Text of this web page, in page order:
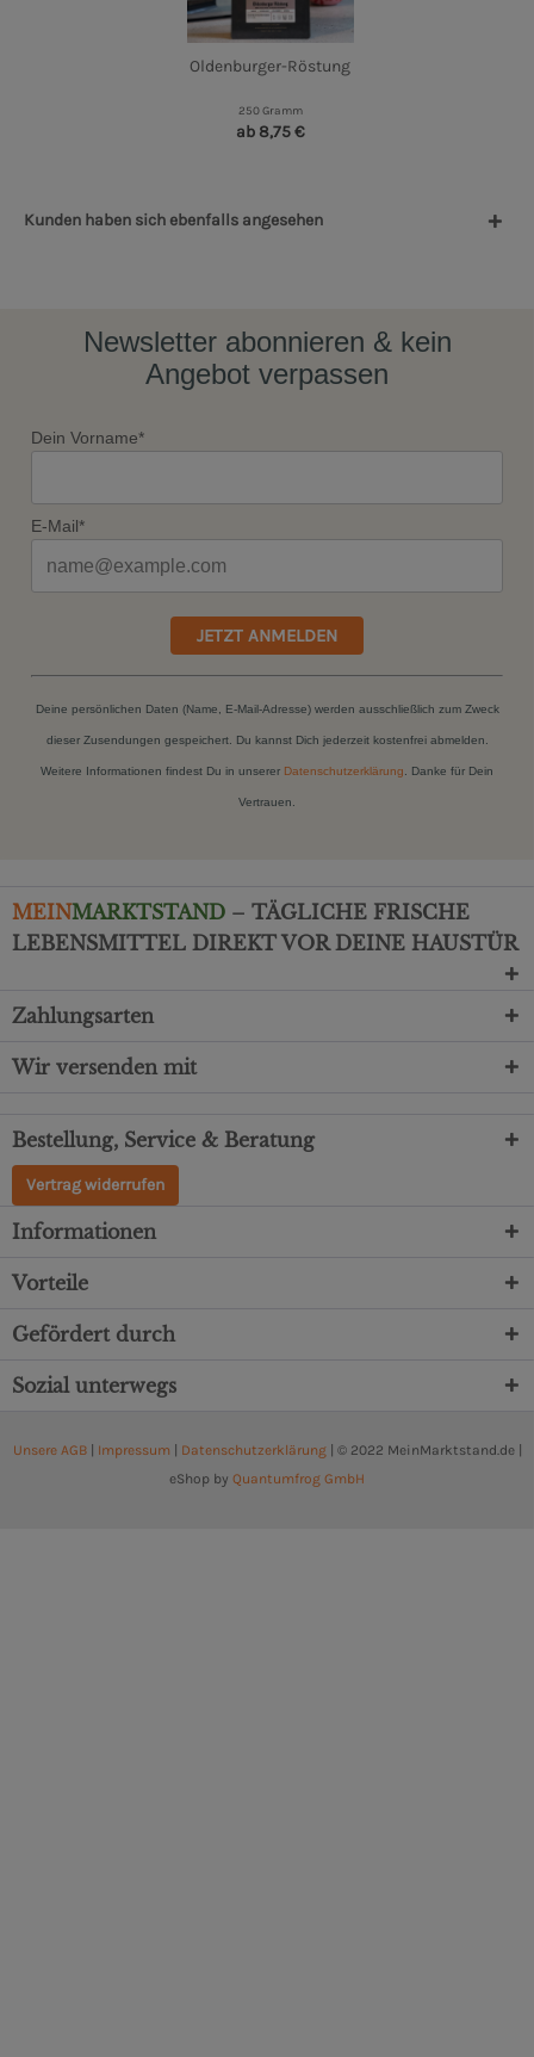
Oldenburger-Röstung
250 Gramm
ab 8,75 €
Kunden haben sich ebenfalls angesehen
Newsletter abonnieren & kein
Angebot verpassen
Dein Vorname*
E-Mail*
JETZT ANMELDEN
Deine persönlichen Daten (Name, E-Mail-Adresse) werden ausschließlich zum Zweck
dieser Zusendungen gespeichert. Du kannst Dich jederzeit kostenfrei abmelden.
Weitere Informationen findest Du in unserer Datenschutzerklärung . Danke für Dein
Vertrauen.
MEINMARKTSTAND – TÄGLICHE FRISCHE
LEBENSMITTEL DIREKT VOR DEINE HAUSTÜR
Zahlungsarten
Wir versenden mit
Bestellung, Service & Beratung
Vertrag widerrufen
Informationen
Vorteile
Gefördert durch
Sozial unterwegs
Unsere AGB| Impressum Datenschutzerklärung| © 2022 MeinMarktstand.de |
eShop by Quantumfrog GmbH